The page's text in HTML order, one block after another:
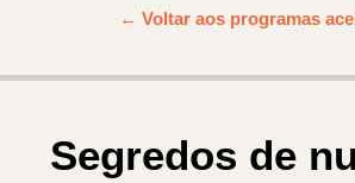
← Voltar aos programas
Segredos de